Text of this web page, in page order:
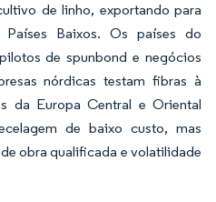
de linho, exportando para
Baixos. Os países do
de spunbond e negócios
nórdicas testam fibras à
da Europa Central e Oriental
de baixo custo, mas
obra qualificada e volatilidade